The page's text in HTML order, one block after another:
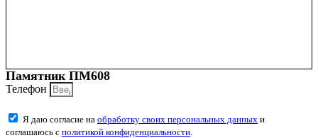
Памятник ПМ608
Телефон
Я даю согласие на обработку своих персональных данных и
соглашаюсь с политикой конфиденциальности